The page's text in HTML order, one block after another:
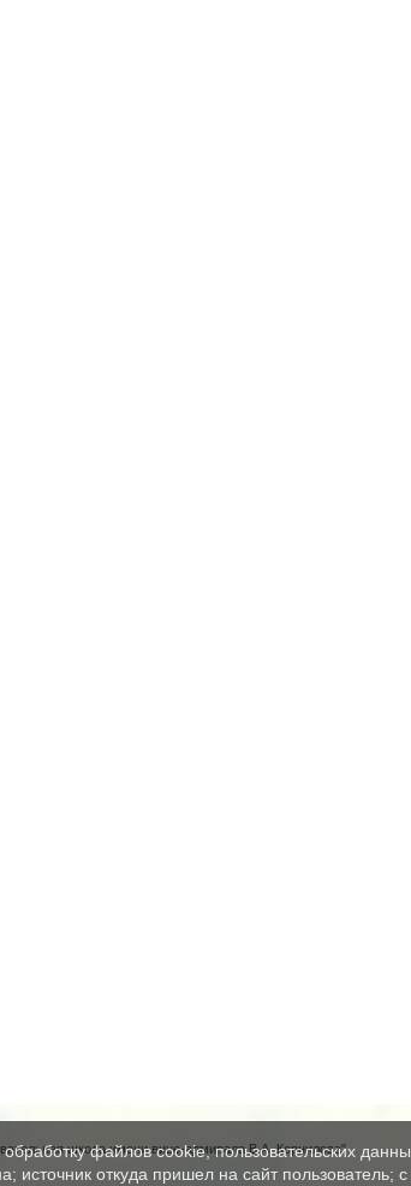
школа имени вице-адмирала В.А. Корнилова"
файлов cookie, пользовательских
источник откуда пришел на сайт